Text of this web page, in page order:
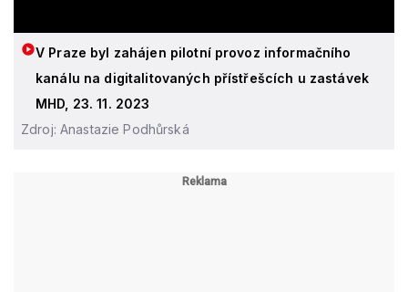
V Praze byl zahájen pilotní provoz informačního
kanálu na digitalitovaných přístřešcích u zastávek
MHD, 23. 11. 2023
Zdroj: Anastazie Podhůrská